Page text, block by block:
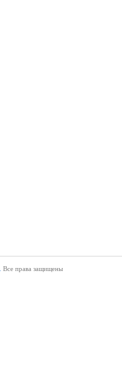
Все права защищены